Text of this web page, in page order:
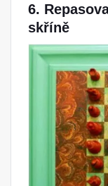
6.
skříně